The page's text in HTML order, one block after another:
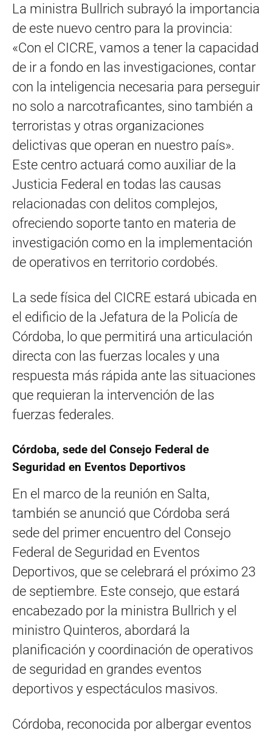
La ministra Bullrich subrayó la importancia
de este nuevo centro para la provincia:
«Con el CICRE, vamos a tener la capacidad
de ir a fondo en las investigaciones, contar
con la inteligencia necesaria para perseguir
no solo a narcotraficantes, sino también a
terroristas y otras organizaciones
delictivas que operan en nuestro país».
Este centro actuará como auxiliar de la
Justicia Federal en todas las causas
relacionadas con delitos complejos,
ofreciendo soporte tanto en materia de
investigación como en la implementación
de operativos en territorio cordobés.
La sede física del CICRE estará ubicada en
el edificio de la Jefatura de la Policía de
Córdoba, lo que permitirá una articulación
directa con las fuerzas locales y una
respuesta más rápida ante las situaciones
que requieran la intervención de las
fuerzas federales.
Córdoba, sede del Consejo Federal de
Seguridad en Eventos Deportivos
En el marco de la reunión en Salta,
también se anunció que Córdoba será
sede del primer encuentro del Consejo
Federal de Seguridad en Eventos
Deportivos, que se celebrará el próximo 23
de septiembre. Este consejo, que estará
encabezado por la ministra Bullrich y el
ministro Quinteros, abordará la
planificación y coordinación de operativos
de seguridad en grandes eventos
deportivos y espectáculos masivos.
Córdoba, reconocida por albergar eventos